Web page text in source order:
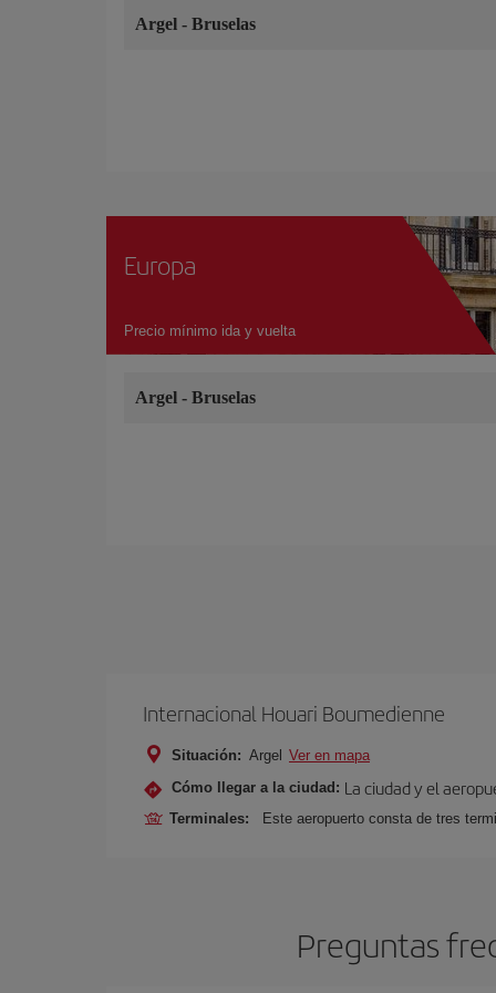
Argel - Bruselas
Europa
Precio mínimo ida y vuelta
Argel - Bruselas
Internacional Houari Boumedienne
Situación: Argel Ver en mapa
Cómo llegar a la ciudad: La ciudad y el
Terminales: Este aeropuerto consta de tres
Preguntas